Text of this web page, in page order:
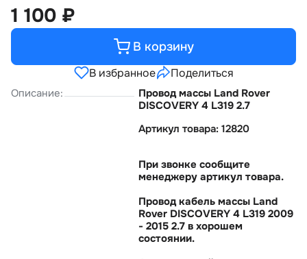
1 100 ₽
В корзину
В избранное Поделиться
Описание:
Провод массы Land Rover
DISCOVERY 4 L319 2.7
Артикул товара: 12820
При звонке сообщите
менеджеру артикул товара.
Провод кабель массы Land
Rover DISCOVERY 4 L319 2009
- 2015 2.7 в хорошем
состоянии.